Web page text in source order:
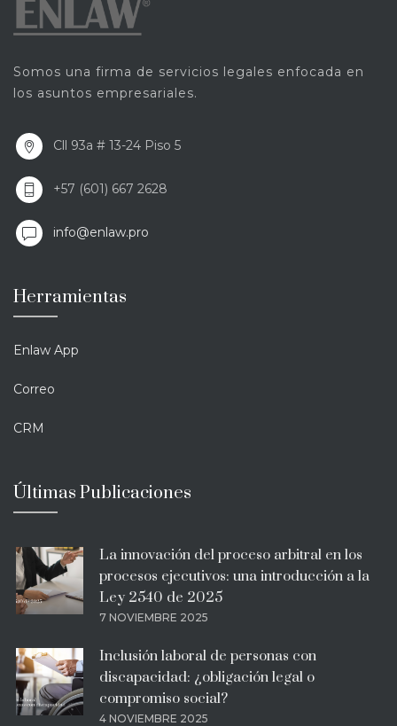
Somos una firma de servicios legales enfocada en
los asuntos empresariales.
Cll 93a # 13-24 Piso 5
+57 (601) 667 2628
info@enlaw.pro
Herramientas
Enlaw App
Correo
CRM
Últimas Publicaciones
La innovación del proceso arbitral en los
procesos ejecutivos: una introducción a la
Ley 2540 de 2025
7 NOVIEMBRE 2025
Inclusión laboral de personas con
discapacidad: ¿obligación legal o
compromiso social?
4 NOVIEMBRE 2025